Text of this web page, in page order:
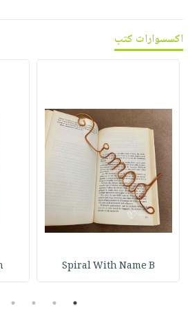
اكسسوارات كتب
Spiral With Name B
1
2
3
4